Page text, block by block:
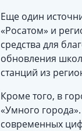
Еще один
«Росатом» и
средства для
обновления
станций из
Кроме того, в
«Умного
современных